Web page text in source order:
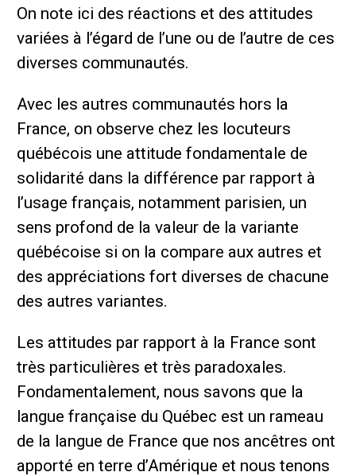
On note ici des réactions et des attitudes
variées à l’égard de l’une ou de l’autre de ces
diverses communautés.
Avec les autres communautés hors la
France, on observe chez les locuteurs
québécois une attitude fondamentale de
solidarité dans la différence par rapport à
l’usage français, notamment parisien, un
sens profond de la valeur de la variante
québécoise si on la compare aux autres et
des appréciations fort diverses de chacune
des autres variantes.
Les attitudes par rapport à la France sont
très particulières et très paradoxales.
Fondamentalement, nous savons que la
langue française du Québec est un rameau
de la langue de France que nos ancêtres ont
apporté en terre d’Amérique et nous tenons